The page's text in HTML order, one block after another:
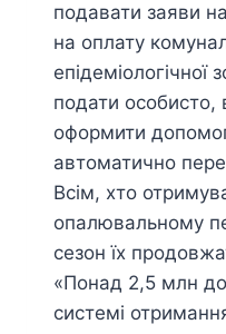
подавати заяви
на оплату
подати
оформити
автоматично
Всім, хто
опалювальному
сезон їх
«Понад 2,5 млн
системі